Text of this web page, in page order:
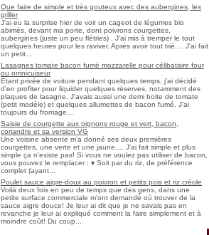
Que faire de simple et très gouteux avec des aubergines, les
griller
J'ai eu la surprise hier de voir un cageot de légumes bio
abimés, devant ma porte, dont poivrons courgettes,
aubergines (juste un peu flétries) . J'ai mis à tremper le tout
quelques heures pour les raviver. Après avoir tout trié.... J'ai fait
un petit...
Lasagnes tomate bacon fumé mozzarelle pour célibataire four
ou omnicuiseur
Etant privée de voiture pendant quelques temps, j'ai décidé
d'en profiter pour liquider quelques réserves, notamment des
plaques de lasagne. J'avais aussi une demi boite de tomate
(petit modèle) et quelques allumettes de bacon fumé. J'ai
toujours du fromage...
Saisie de courgette aux oignons rouge et vert, bacon,
coriandre et sa version VG
Une voisine absente m'a donné ses deux premières
courgettes, une verte et une jaune.... J'ai fait simple et plus
simple ça n'existe pas! Si vous ne voulez pas utiliser de bacon,
vous pouvez le remplacer : ♦ Soit par du riz, de préférence
complet (ayant...
Poulet sauce aigre-doux au poivron et petits pois et riz créole
Voilà deux fois en peu de temps que des gens, dans une
petite surface commerciale m'ont demandé où trouver de la
sauce aigre douce! Je leur ai dit que je ne savais pas en
revanche je leur ai expliqué comment la faire simplement et à
moindre coût! Du coup...